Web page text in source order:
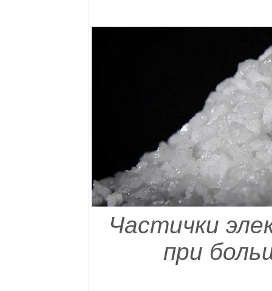
Частички
при